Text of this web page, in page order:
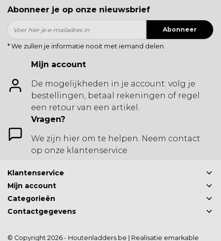
Abonneer je op onze nieuwsbrief
Abonneer
* We zullen je informatie nooit met iemand delen.
Mijn account
De mogelijkheden in je account: volg je
bestellingen, betaal rekeningen of regel
een retour van een artikel.
Vragen?
We zijn hier om te helpen. Neem contact
op onze klantenservice.
Klantenservice
Mijn account
Categorieën
Contactgegevens
© Copyright 2026 - Houtenladders.be | Realisatie emarkable